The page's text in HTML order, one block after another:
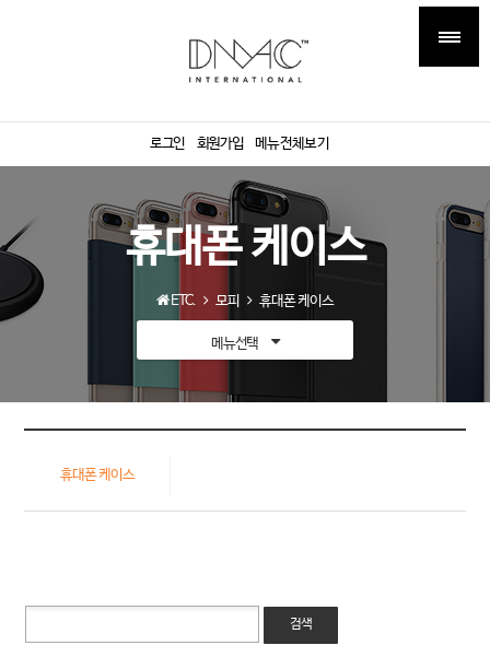
로그인 회원가입 메뉴전체보기
휴대폰 케이스
ETC. 모피 휴대폰 케이스
메뉴선택
휴대폰 케이스
검색